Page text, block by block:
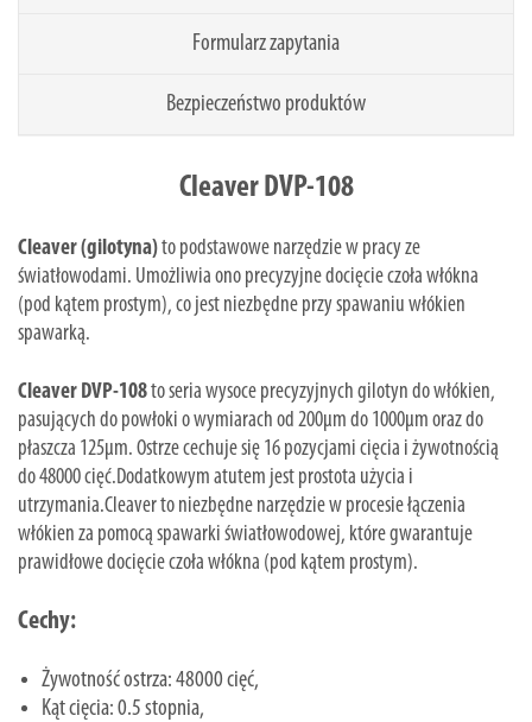
Formularz zapytania
Bezpieczeństwo produktów
Cleaver DVP-108
Cleaver (gilotyna)to podstawowe narzędzie w pracy ze
światłowodami. Umożliwia ono precyzyjne docięcie czoła włókna
(pod kątem prostym), co jest niezbędne przy spawaniu włókien
spawarką.
Cleaver DVP-108to seria wysoce precyzyjnych gilotyn do włókien,
pasujących do powłoki o wymiarach od 200µm do 1000µm oraz do
płaszcza 125µm. Ostrze cechuje się 16 pozycjami cięcia i żywotnością
do 48000 cięć.Dodatkowym atutem jest prostota użycia i
utrzymania.Cleaver to niezbędne narzędzie w procesie łączenia
włókien za pomocą spawarki światłowodowej, które gwarantuje
prawidłowe docięcie czoła włókna (pod kątem prostym).
Cechy:
Żywotność ostrza: 48000 cięć,
Kąt cięcia: 0.5 stopnia,